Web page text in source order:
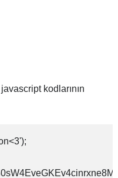
kodlarının